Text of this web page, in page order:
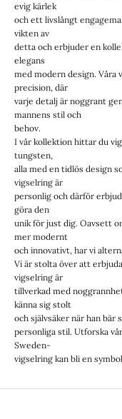
evig kärlek
och ett livslångt
vikten av
detta och erbjuder en
elegans
med modern design. Våra
precision, där
varje detalj är noggrant
mannens stil och
behov.
I vår kollektion hittar du
tungsten,
alla med en tidlös design
vigselring är
personlig och därför
göra den
unik för just dig. Oavsett
mer modernt
och innovativt, har vi
Vi är stolta över att
vigselring är
tillverkad med
känna sig stolt
och självsäker när han bär
personliga stil. Utforska
Sweden-
vigselring kan bli en